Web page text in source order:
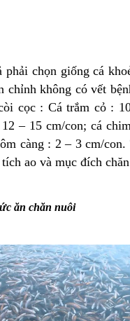
phải chọn giống cá
chỉnh không có vết
cọc : Cá trắm cỏ :
– 15 cm/con; cá
càng : 2 – 3 cm/
ao và mục đích
ăn chăn nuôi